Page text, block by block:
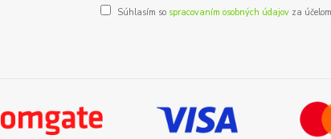
Súhlasím so spracovaním osobných údajov za